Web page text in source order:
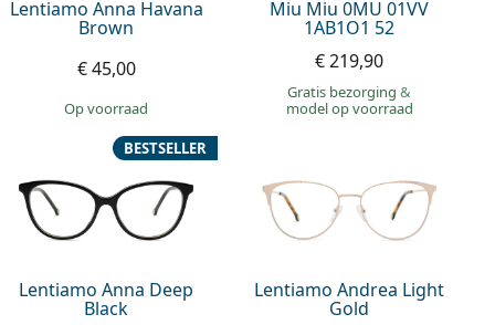
Lentiamo Anna Havana
Brown
€ 45,00
op voorraad
Miu Miu 0MU 01VV
1AB1O1 52
€ 219,90
Gratis bezorging&
model op voorraad
Lentiamo Anna Deep
Black
BESTSELLER
Lentiamo Andrea Light
Gold